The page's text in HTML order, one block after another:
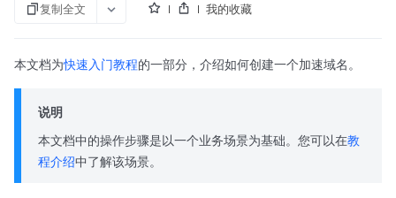
复制全文 我的收藏
本文档为快速入门教程的一部分，介绍如何创建一个加速域名。
说明
本文档中的操作步骤是以一个业务场景为基础。您可以在教
程介绍中了解该场景。